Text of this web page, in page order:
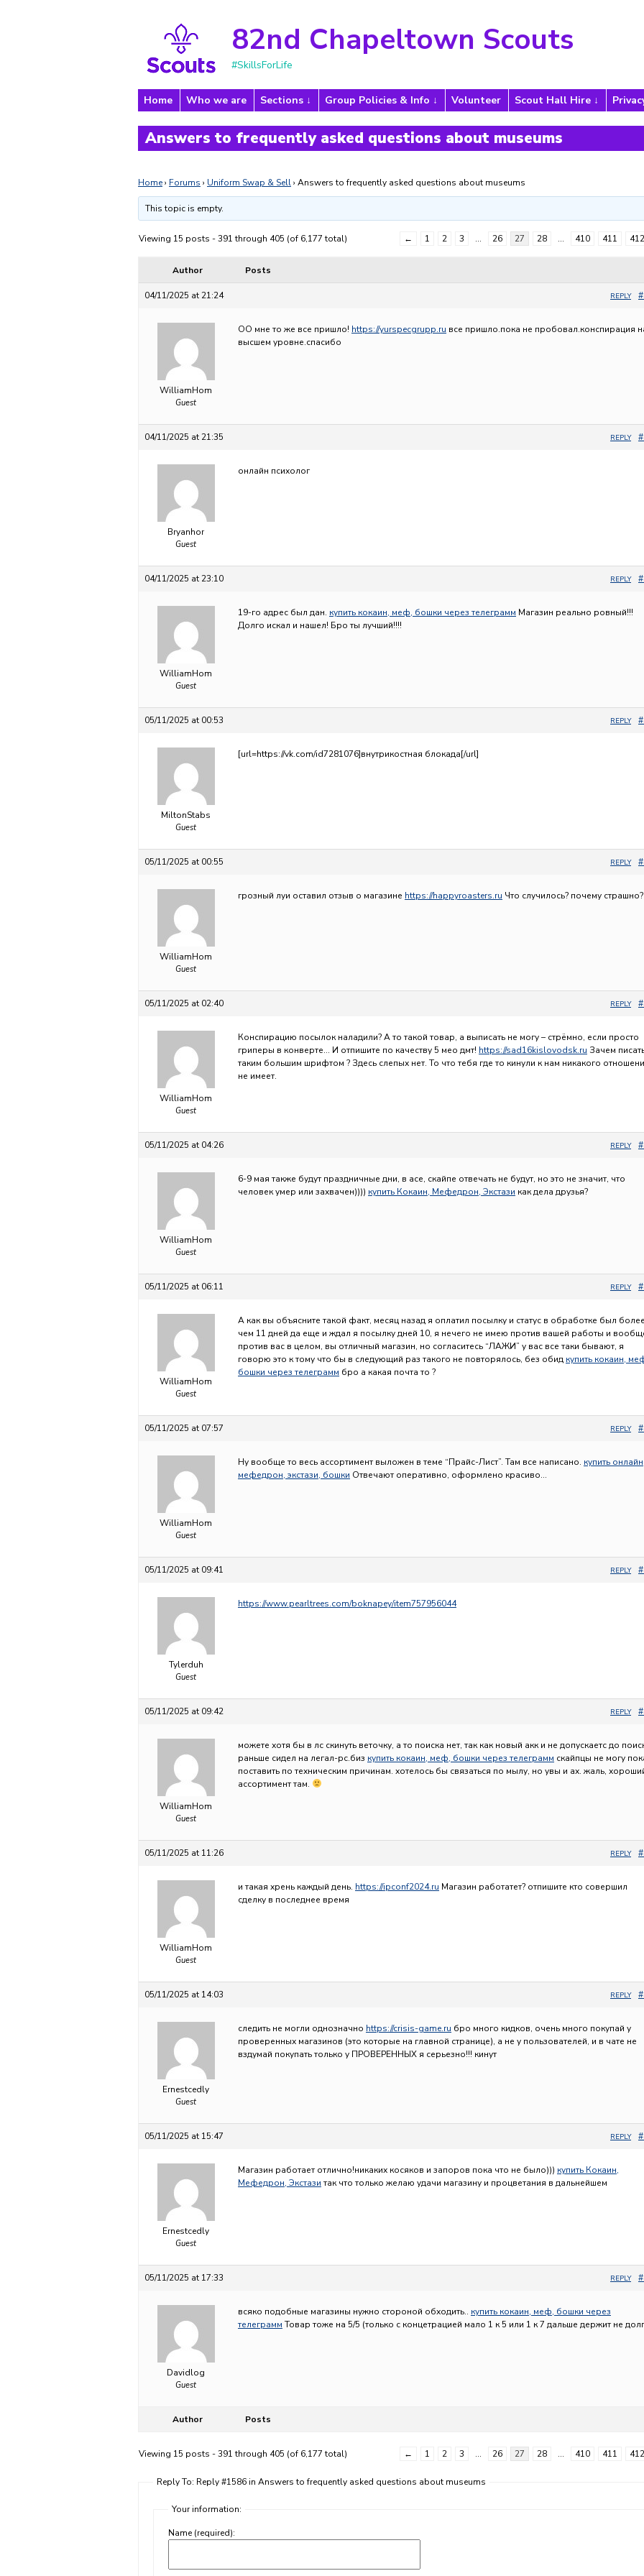
82nd Chapeltown Scouts
#SkillsForLife
Home Who we are Sections Group Policies & Info Volunteer Scout Hall Hire
Answers to frequently asked questions about museums
Home› Forums › Uniform Swap & Sell› Answers to frequently asked questions about museums
This topic is empty.
Viewing 15 posts - 391 through 405 (of 6,177 total) ← 1 2 3 … 26 27 28 … 410 411 412
Author Posts
04/11/2025 at 21:24 REPLY
WilliamHom
Guest
ОО мне то же все пришло! https://yurspecgrupp.ru все пришло.пока не пробовал.конспирация
высшем уровне.спасибо
04/11/2025 at 21:35 REPLY
Bryanhor
Guest
онлайн психолог
04/11/2025 at 23:10 REPLY
WilliamHom
Guest
19-го адрес был дан. купить кокаин, меф, бошки через телеграмм Магазин реально ровный!!!
Долго искал и нашел! Бро ты лучший!!!!
05/11/2025 at 00:53 REPLY
MiltonStabs
Guest
[url=https://vk.com/id7281076]внутрикостная блокада[/url]
05/11/2025 at 00:55 REPLY
WilliamHom
Guest
грозный луи оставил отзыв о магазине https://happyroasters.ru Что случилось? почему страшно?
05/11/2025 at 02:40 REPLY
WilliamHom
Guest
Конспирацию посылок наладили? А то такой товар, а выписать не могу – стрёмно, если просто
гриперы в конверте… И отпишите по качеству 5 мео дмт! https://sad16kislovodsk.ru Зачем
таким большим шрифтом ? Здесь слепых нет. То что тебя где то кинули к нам никакого
не имеет.
05/11/2025 at 04:26 REPLY
WilliamHom
Guest
6-9 мая также будут праздничные дни, в асе, скайпе отвечать не будут, но это не значит, что
человек умер или захвачен)))) купить Кокаин, Мефедрон, Экстази как дела друзья?
05/11/2025 at 06:11 REPLY
WilliamHom
Guest
А как вы объясните такой факт, месяц назад я оплатил посылку и статус в обработке был более
чем 11 дней да еще и ждал я посылку дней 10, я нечего не имею против вашей работы и
против вас в целом, вы отличный магазин, но согласитесь “ЛАЖИ” у вас все таки бывают, я
говорю это к тому что бы в следующий раз такого не повторялось, без обид купить кокаин,
бошки через телеграмм бро а какая почта то ?
05/11/2025 at 07:57 REPLY
WilliamHom
Guest
Ну вообще то весь ассортимент выложен в теме “Прайс-Лист”. Там все написано. купить онлайн
мефедрон, экстази, бошки Отвечают оперативно, оформлено красиво…
05/11/2025 at 09:41 REPLY
Tylerduh
Guest
https://www.pearltrees.com/boknapey/item757956044
05/11/2025 at 09:42 REPLY
WilliamHom
Guest
можете хотя бы в лс скинуть веточку, а то поиска нет, так как новый акк и не допускаетс до
раньше сидел на легал-рс.биз купить кокаин, меф, бошки через телеграмм скайпцы не могу
поставить по техническим причинам. хотелось бы связаться по мылу, но увы и ах. жаль,
ассортимент там.
05/11/2025 at 11:26 REPLY
WilliamHom
Guest
и такая хрень каждый день. https://ipconf2024.ru Магазин работатет? отпишите кто совершил
сделку в последнее время
05/11/2025 at 14:03 REPLY
Ernestcedly
Guest
следить не могли однозначно https://crisis-game.ru бро много кидков, очень много покупай у
проверенных магазинов (это которые на главной странице), а не у пользователей, и в чате не
вздумай покупать только у ПРОВЕРЕННЫХ я серьезно!!! кинут
05/11/2025 at 15:47 REPLY
Ernestcedly
Guest
Магазин работает отлично!никаких косяков и запоров пока что не было))) купить Кокаин,
Мефедрон, Экстази так что только желаю удачи магазину и процветания в дальнейшем
05/11/2025 at 17:33 REPLY
Davidlog
Guest
всяко подобные магазины нужно стороной обходить.. купить кокаин, меф, бошки через
телеграмм Товар тоже на 5/5 (только с концетрацией мало 1 к 5 или 1 к 7 дальше держит не
Author Posts
Viewing 15 posts - 391 through 405 (of 6,177 total) ← 1 2 3 … 26 27 28 … 410 411 412
Reply To: Reply #1586 in Answers to frequently asked questions about museums
Your information:
Name (required):